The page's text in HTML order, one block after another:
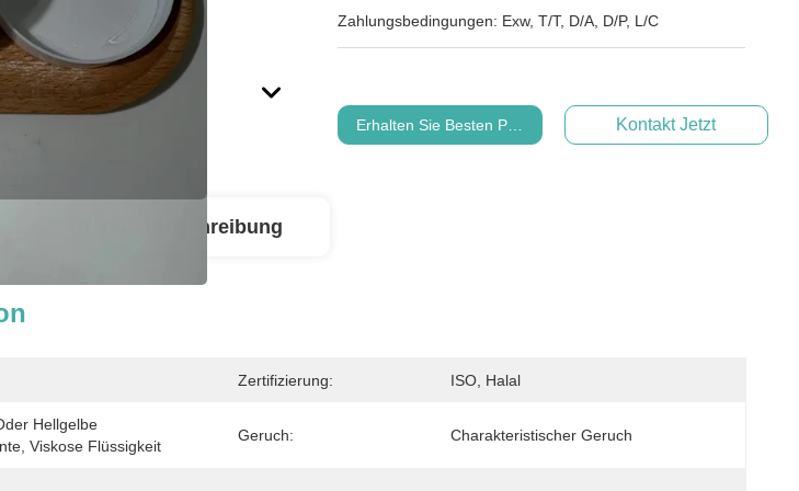
Zahlungsbedingungen: Exw, T/T, D/A, D/P, L/C
Erhalten Sie Besten Preis Kontakt Jetzt
Produkt-Beschreibung
Zertifizierung: ISO, Halal
Hellgelbe
Viskose Flüssigkeit
Geruch: Charakteristischer Geruch